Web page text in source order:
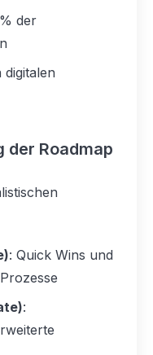
der
der Roadmap
: Quick Wins und
: